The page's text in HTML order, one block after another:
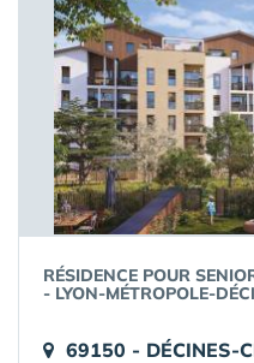
RÉSIDENCE POUR
- LYON-MÉTROPOLE-
69150 - DÉCINES-